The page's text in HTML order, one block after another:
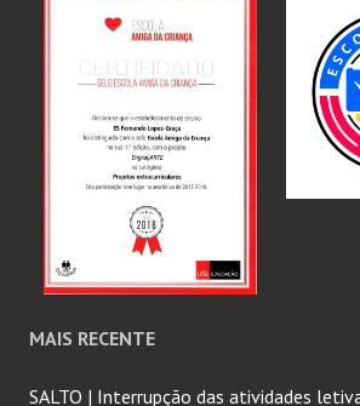
MAIS RECENTE
SALTO | Interrupção das atividades